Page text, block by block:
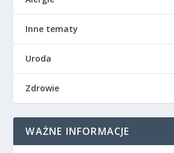
Inne tematy
Uroda
Zdrowie
WAŻNE INFORMACJE